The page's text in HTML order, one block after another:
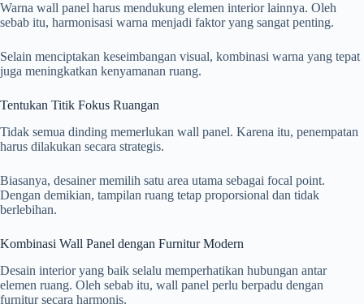
Warna wall panel harus mendukung elemen interior lainnya. Oleh
sebab itu, harmonisasi warna menjadi faktor yang sangat penting.
Selain menciptakan keseimbangan visual, kombinasi warna yang tepat
juga meningkatkan kenyamanan ruang.
Tentukan Titik Fokus Ruangan
Tidak semua dinding memerlukan wall panel. Karena itu, penempatan
harus dilakukan secara strategis.
Biasanya, desainer memilih satu area utama sebagai focal point.
Dengan demikian, tampilan ruang tetap proporsional dan tidak
berlebihan.
Kombinasi Wall Panel dengan Furnitur Modern
Desain interior yang baik selalu memperhatikan hubungan antar
elemen ruang. Oleh sebab itu, wall panel perlu berpadu dengan
furnitur secara harmonis.